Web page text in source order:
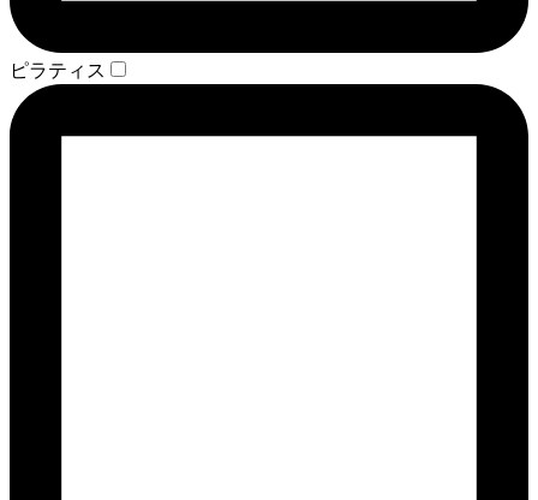
ピラティス